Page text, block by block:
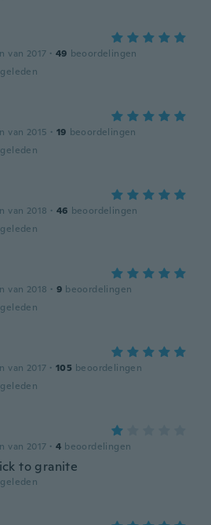
van 2017 · 49 beoordelingen
van 2015 · 19 beoordelingen
van 2018 · 46 beoordelingen
van 2018 · 9 beoordelingen
van 2017 · 105 beoordelingen
van 2017 · 4 beoordelingen
to granite